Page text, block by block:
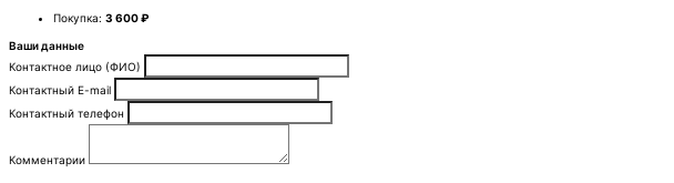
Покупка: 3 600 ₽
Ваши данные
Контактное лицо (ФИО)
Контактный E-mail
Контактный телефон
Комментарии